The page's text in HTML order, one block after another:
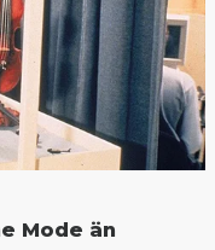
Mode än